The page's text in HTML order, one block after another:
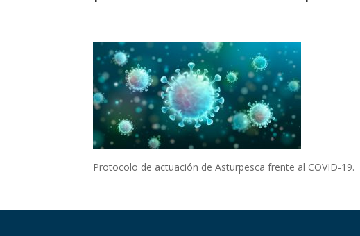
Protocolo de actuación de Asturpesca frente al COVID-19.